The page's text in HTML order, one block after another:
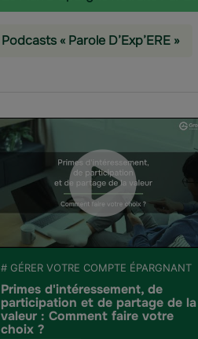
Podcasts « Parole D’Exp’ERE »
# GÉRER VOTRE COMPTE ÉPARGNANT
Primes d'intéressement, de
participation et de partage de la
valeur : Comment faire votre
choix ?